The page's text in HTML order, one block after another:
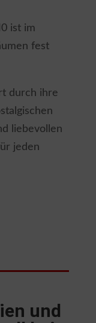
ist im
fest
durch ihre
liebevollen
jeden
und